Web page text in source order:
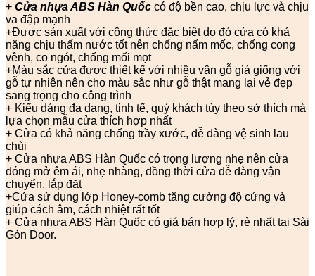
+ Cửa nhựa ABS Hàn Quốc có độ bền cao, chịu lực và chịu
va đập mạnh
+Được sản xuất với công thức đặc biệt do đó cửa có khả
năng chịu thấm nước tốt nên chống nấm mốc, chống cong
vênh, co ngót, chống mối mọt
+Màu sắc cửa được thiết kế với nhiều vân gỗ giả giống với
gỗ tự nhiên nên cho màu sắc như gỗ thật mang lại vẻ đẹp
sang trọng cho công trình
+ Kiểu dáng đa dạng, tinh tế, quý khách tùy theo sở thích mà
lựa chọn mẫu cửa thích hợp nhất
+ Cửa có khả năng chống trầy xước, dễ dàng vệ sinh lau
chùi
+ Cửa nhựa ABS Hàn Quốc có trọng lượng nhẹ nên cửa
đóng mở êm ái, nhẹ nhàng, đồng thời cửa dễ dàng vận
chuyển, lắp đặt
+Cửa sử dụng lớp Honey-comb tăng cường độ cứng và
giúp cách âm, cách nhiệt rất tốt
+ Cửa nhựa ABS Hàn Quốc có giá bán hợp lý, rẻ nhất tại Sài
Gòn Door.